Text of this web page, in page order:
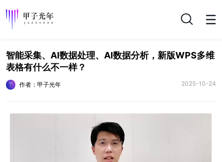
搜索
智能采集、AI数据处理、AI数据分析，新版WPS多维
表格有什么不一样？
作者：甲子光年 2025-10-24